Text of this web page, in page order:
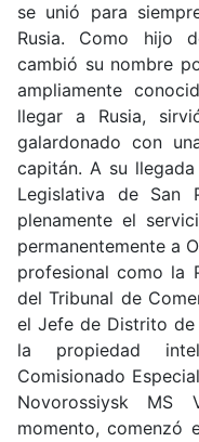
se unió para
Rusia. Como hijo
cambió su nombre
ampliamente
llegar a Rusia,
galardonado con
capitán. A su
Legislativa de San
plenamente el
permanentemente a
profesional como la
del Tribunal de
el Jefe de Distrito de
la propiedad
Comisionado
Novorossiysk
momento, comenzó